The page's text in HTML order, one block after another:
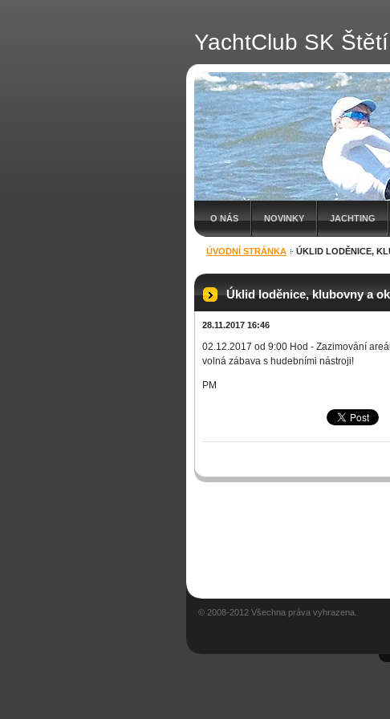
YachtClub SK Štětí
O NÁS NOVINKY JACHTING
ÚVODNÍ STRÁNKA ÚKLID LODĚNICE,
Úklid loděnice, klubovny a
28.11.2017 16:46
02.12.2017 od 9:00 Hod - Zazimování
volná zábava s hudebními nástroji!
PM
© 2008-2012 Všechna práva vyhrazena.